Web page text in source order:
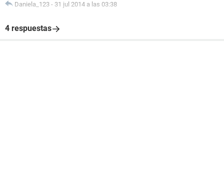
Daniela_123 - 31 jul 2014 a las 03:38
4 respuestas